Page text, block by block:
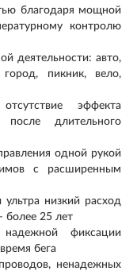
благодаря мощной
контролю
деятельности: авто,
пикник, вело,
эффекта
длительного
одной рукой
с расширенным
низкий расход
более 25 лет
фиксации
бега
ненадежных